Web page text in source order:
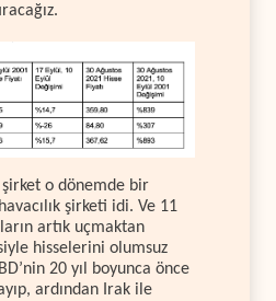
şirket o dönemde bir
şirketi idi. Ve 11
artık uçmaktan
hisselerini olumsuz
20 yıl boyunca önce
ardından Irak ile